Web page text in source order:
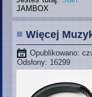
JAMBOX
Więcej
Opublikowano:
Odsłony: 16299